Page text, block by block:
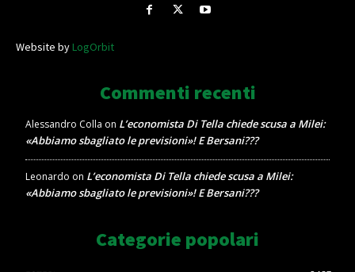
Website byLogOrbit
Commenti recenti
Alessandro Colla on L’economista Di Tella chiede scusa a Milei:
«Abbiamo sbagliato le previsioni»! E Bersani???
Leonardo on L’economista Di Tella chiede scusa a Milei:
«Abbiamo sbagliato le previsioni»! E Bersani???
Categorie popolari